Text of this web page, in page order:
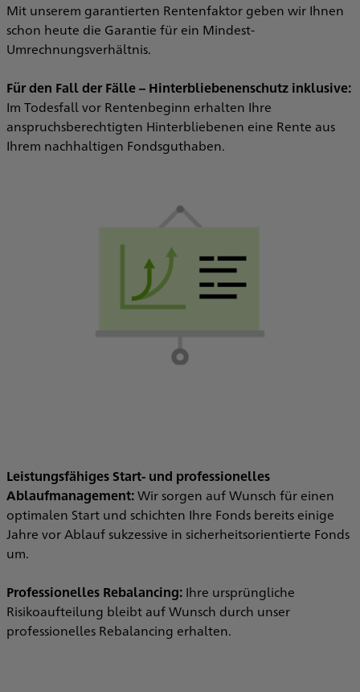
Mit unserem garantierten Rentenfaktor geben wir Ihnen
schon heute die Garantie für ein Mindest-
Umrechnungsverhältnis.
Für den Fall der Fälle – Hinterbliebenenschutz inklusive:
Im Todesfall vor Rentenbeginn erhalten Ihre
anspruchsberechtigten Hinterbliebenen eine Rente aus
Ihrem nachhaltigen Fondsguthaben.
Leistungsfähiges Start- und professionelles
Ablaufmanagement:Wir sorgen auf Wunsch für einen
optimalen Start und schichten Ihre Fonds bereits einige
Jahre vor Ablauf sukzessive in sicherheitsorientierte Fonds
um.
Professionelles Rebalancing: Ihre ursprüngliche
Risikoaufteilung bleibt auf Wunsch durch unser
professionelles Rebalancing erhalten.